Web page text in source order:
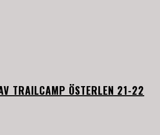
TRAILCAMP ÖSTERLEN 21-22